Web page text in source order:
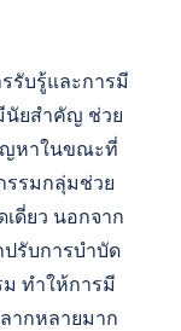
รับรู้และการมี
นัยสำคัญ ช่วย
ญหาในขณะที่
รรมกลุ่มช่วย
ดี่ยว นอกจาก
รับการบำบัด
ทำให้การมี
ากหลายมาก